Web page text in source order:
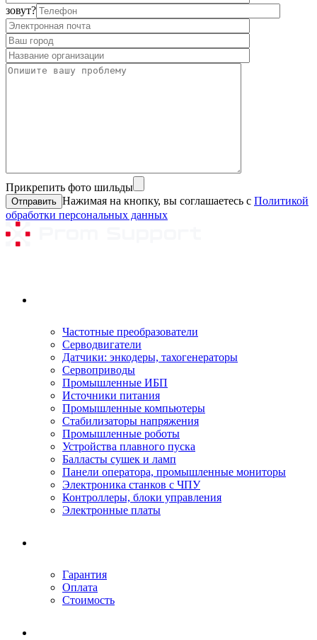
зовут?
Прикрепить фото шильды
Нажимая на кнопку, вы соглашаетесь с Политикой
обработки персональных данных
Частотные преобразователи
Серводвигатели
Датчики: энкодеры, тахогенераторы
Сервоприводы
Промышленные ИБП
Источники питания
Промышленные компьютеры
Стабилизаторы напряжения
Промышленные роботы
Устройства плавного пуска
Балласты сушек и ламп
Панели оператора, промышленные мониторы
Электроника станков с ЧПУ
Контроллеры, блоки управления
Электронные платы
Гарантия
Оплата
Стоимость